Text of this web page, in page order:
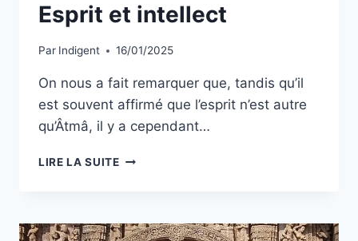
Esprit et intellect
Par Indigent 16/01/2025
On nous a fait remarquer que, tandis qu’il
est souvent affirmé que l’esprit n’est autre
qu’Âtmâ, il y a cependant…
LIRE LA SUITE